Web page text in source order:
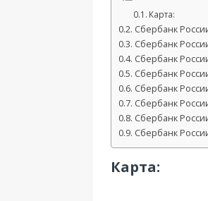
Карта:
Сбербанк
Сбербанк
Сбербанк
Сбербанк
Сбербанк
Сбербанк
Сбербанк
Сбербанк
Карта: